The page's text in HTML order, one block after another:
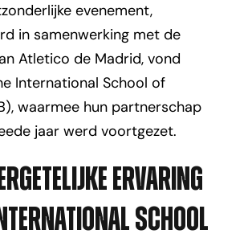
evenement,
in samenwerking met de
Atletico de Madrid, vond
International School of
waarmee hun partnerschap
jaar werd voortgezet.
ervaring
School